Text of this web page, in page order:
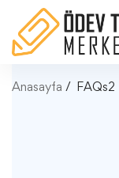
Anasayfa FAQs2